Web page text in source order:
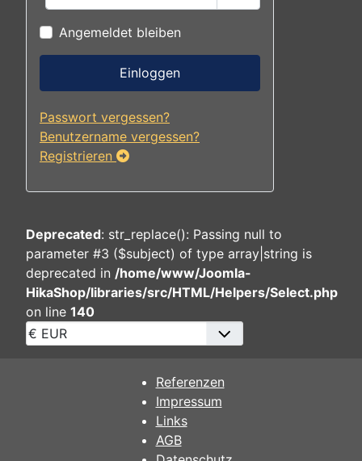
Passwort anzeigen
Angemeldet bleiben
Einloggen
Passwort vergessen?
Benutzername vergessen?
Registrieren
Deprecated: str_replace(): Passing null to
parameter #3 ($subject) of type array|string is
deprecated in /home/www/Joomla-
HikaShop/libraries/src/HTML/Helpers/Select.php
on line 140
Referenzen
Impressum
Links
AGB